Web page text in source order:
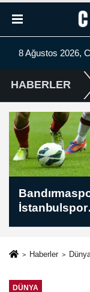
8 Ağustos 2026,
HABERLER
Yeni
Rusya
yönelik yeni
açıkladı
Haberler
DÜNYA